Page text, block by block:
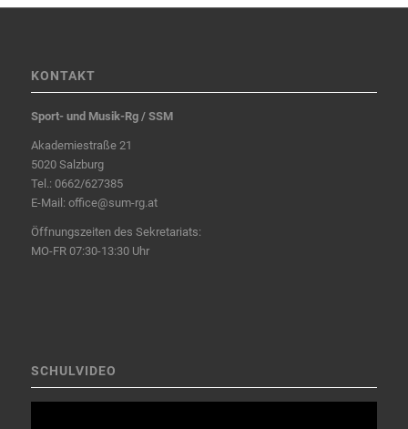
KONTAKT
Sport- und Musik-Rg / SSM
Akademiestraße 21
5020 Salzburg
Tel.: 0662/627385
E-Mail: office@sum-rg.at
Öffnungszeiten des Sekretariats:
MO-FR 07:30-13:30 Uhr
SCHULVIDEO